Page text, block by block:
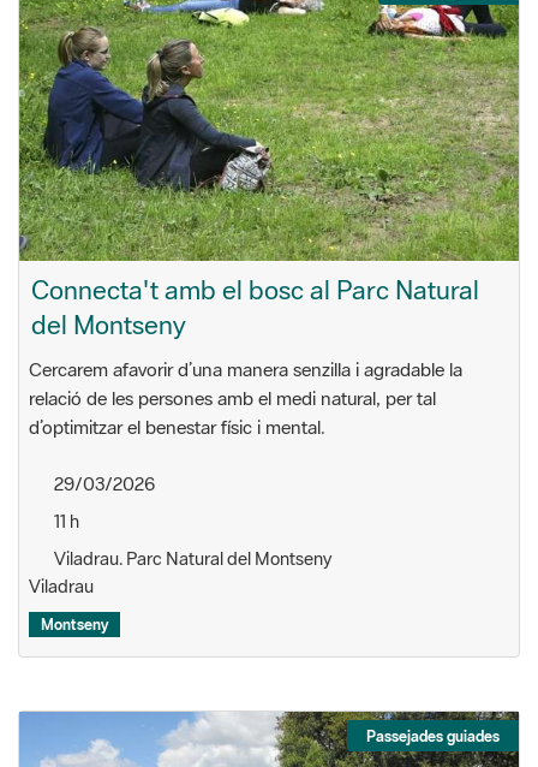
Connecta't amb el bosc al Parc Natural
del Montseny
Cercarem afavorir d’una manera senzilla i agradable la
relació de les persones amb el medi natural, per tal
d’optimitzar el benestar físic i mental.
29/03/2026
11 h
Viladrau. Parc Natural del Montseny
Viladrau
Montseny
Passejades guiades